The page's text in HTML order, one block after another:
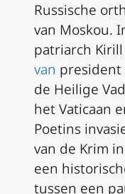
Russische
van Moskou.
patriarch
van president
de Heilige
het Vaticaan
Poetins
van de Krim
een
tussen een